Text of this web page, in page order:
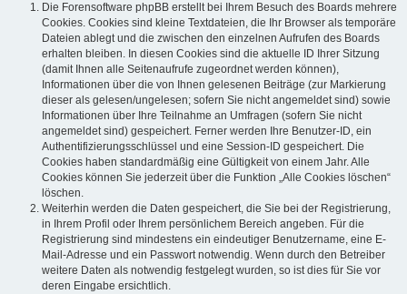
Die Forensoftware phpBB erstellt bei Ihrem Besuch des Boards mehrere
Cookies. Cookies sind kleine Textdateien, die Ihr Browser als temporäre
Dateien ablegt und die zwischen den einzelnen Aufrufen des Boards
erhalten bleiben. In diesen Cookies sind die aktuelle ID Ihrer Sitzung
(damit Ihnen alle Seitenaufrufe zugeordnet werden können),
Informationen über die von Ihnen gelesenen Beiträge (zur Markierung
dieser als gelesen/ungelesen; sofern Sie nicht angemeldet sind) sowie
Informationen über Ihre Teilnahme an Umfragen (sofern Sie nicht
angemeldet sind) gespeichert. Ferner werden Ihre Benutzer-ID, ein
Authentifizierungsschlüssel und eine Session-ID gespeichert. Die
Cookies haben standardmäßig eine Gültigkeit von einem Jahr. Alle
Cookies können Sie jederzeit über die Funktion „Alle Cookies löschen“
löschen.
Weiterhin werden die Daten gespeichert, die Sie bei der Registrierung,
in Ihrem Profil oder Ihrem persönlichem Bereich angeben. Für die
Registrierung sind mindestens ein eindeutiger Benutzername, eine E-
Mail-Adresse und ein Passwort notwendig. Wenn durch den Betreiber
weitere Daten als notwendig festgelegt wurden, so ist dies für Sie vor
deren Eingabe ersichtlich.